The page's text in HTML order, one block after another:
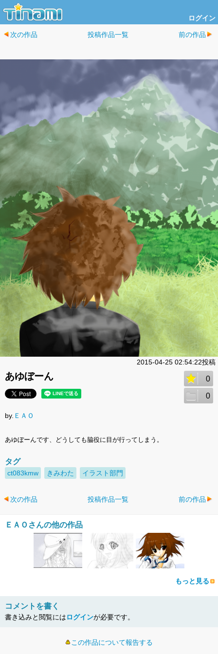
ログイン
次の作品 投稿作品一覧 前の作品
2015-04-25 02:54:22投稿
あゆぼーん 0
0
by. ＥＡＯ
あゆぼーんです、どうしても脇役に目が行ってしまう。
タグ
ct083kmw きみわた イラスト部門
次の作品 投稿作品一覧 前の作品
ＥＡＯさんの他の作品
もっと見る
コメントを書く
書き込みと閲覧にはログインが必要です。
この作品について報告する